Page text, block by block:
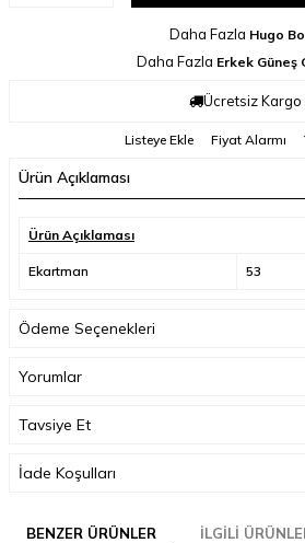
Daha Fazla Hugo
Daha Fazla Erkek Güneş
Ücretsiz Kargo
Listeye Ekle Fiyat Alarmı
Ürün Açıklaması
Ürün Açıklaması
Ekartman 53
Ödeme Seçenekleri
Yorumlar
Tavsiye Et
İade Koşulları
BENZER ÜRÜNLER İLGILI